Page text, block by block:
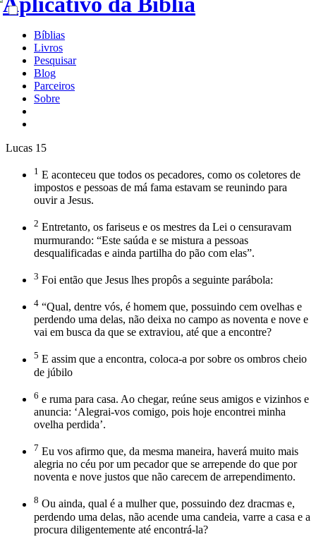
Bíblias
Livros
Pesquisar
Blog
Parceiros
Sobre
Lucas 15
1 E aconteceu que todos os pecadores, como os coletores de
impostos e pessoas de má fama estavam se reunindo para
ouvir a Jesus.
2 Entretanto, os fariseus e os mestres da Lei o censuravam
murmurando: “Este saúda e se mistura a pessoas
desqualificadas e ainda partilha do pão com elas”.
3 Foi então que Jesus lhes propôs a seguinte parábola:
4 “Qual, dentre vós, é homem que, possuindo cem ovelhas e
perdendo uma delas, não deixa no campo as noventa e nove e
vai em busca da que se extraviou, até que a encontre?
5 E assim que a encontra, coloca-a por sobre os ombros cheio
de júbilo
6 e ruma para casa. Ao chegar, reúne seus amigos e vizinhos e
anuncia: ‘Alegrai-vos comigo, pois hoje encontrei minha
ovelha perdida’.
7 Eu vos afirmo que, da mesma maneira, haverá muito mais
alegria no céu por um pecador que se arrepende do que por
noventa e nove justos que não carecem de arrependimento.
8 Ou ainda, qual é a mulher que, possuindo dez dracmas e,
perdendo uma delas, não acende uma candeia, varre a casa e a
procura diligentemente até encontrá-la?